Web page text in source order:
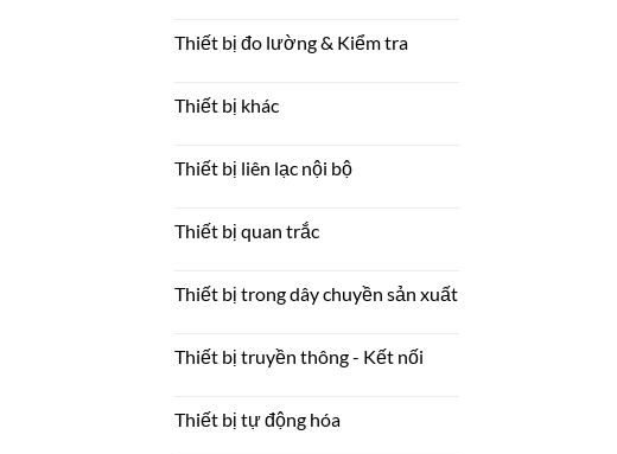
Thiết bị đo lường & Kiểm tra
Thiết bị khác
Thiết bị liên lạc nội bộ
Thiết bị quan trắc
Thiết bị trong dây chuyền sản xuất
Thiết bị truyền thông - Kết nối
Thiết bị tự động hóa